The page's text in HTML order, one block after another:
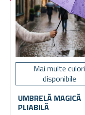
Mai multe culori
disponibile
UMBRELĂ MAGICĂ
PLIABILĂ